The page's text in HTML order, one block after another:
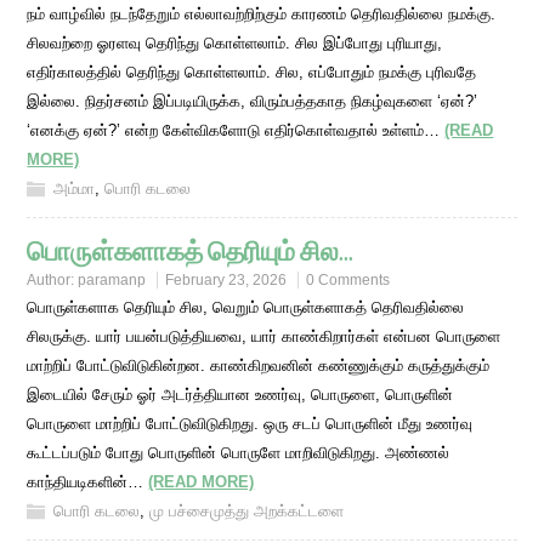
நம் வாழ்வில் நடந்தேறும் எல்லாவற்றிற்கும் காரணம் தெரிவதில்லை நமக்கு.
சிலவற்றை ஓரளவு தெரிந்து கொள்ளலாம். சில இப்போது புரியாது,
எதிர்காலத்தில் தெரிந்து கொள்ளலாம். சில, எப்போதும் நமக்கு புரிவதே
இல்லை. நிதர்சனம் இப்படியிருக்க, விரும்பத்தகாத நிகழ்வுகளை ‘ஏன்?’
‘எனக்கு ஏன்?’ என்ற கேள்விகளோடு எதிர்கொள்வதால் உள்ளம்…(READ
MORE)
அம்மா,பொரி கடலை
பொருள்களாகத் தெரியும் சில…
Author: paramanp February 23, 2026 0 Comments
பொருள்களாக தெரியும் சில, வெறும் பொருள்களாகத் தெரிவதில்லை
சிலருக்கு. யார் பயன்படுத்தியவை, யார் காண்கிறார்கள் என்பன பொருளை
மாற்றிப் போட்டுவிடுகின்றன. காண்கிறவனின் கண்ணுக்கும் கருத்துக்கும்
இடையில் சேரும் ஓர் அடர்த்தியான உணர்வு, பொருளை, பொருளின்
பொருளை மாற்றிப் போட்டுவிடுகிறது. ஒரு சடப் பொருளின் மீது உணர்வு
கூட்டப்படும் போது பொருளின் பொருளே மாறிவிடுகிறது. அண்ணல்
காந்தியடிகளின்…(READ MORE)
பொரி கடலை,மு பச்சைமுத்து அறக்கட்டளை